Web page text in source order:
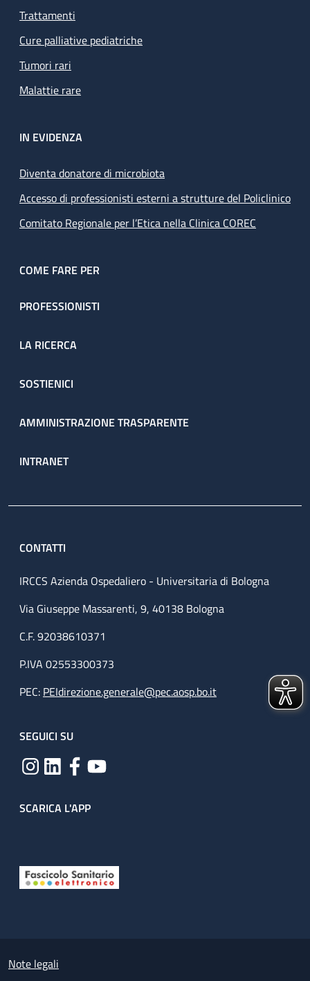
Trattamenti
Cure palliative pediatriche
Tumori rari
Malattie rare
IN EVIDENZA
Diventa donatore di microbiota
Accesso di professionisti esterni a strutture del Policlinico
Comitato Regionale per l’Etica nella Clinica COREC
COME FARE PER
PROFESSIONISTI
LA RICERCA
SOSTIENICI
AMMINISTRAZIONE TRASPARENTE
INTRANET
CONTATTI
IRCCS Azienda Ospedaliero - Universitaria di Bologna
Via Giuseppe Massarenti, 9, 40138 Bologna
C.F. 92038610371
P.IVA 02553300373
PEC: PEIdirezione.generale@pec.aosp.bo.it
SEGUICI SU
SCARICA L'APP
Small prints
Note legali